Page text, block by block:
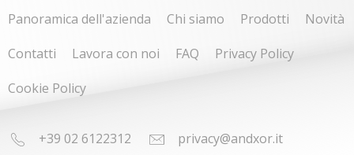
Panoramica dell'azienda Chi siamo Prodotti
Novità
Contatti
Lavora con noi FAQ
Privacy Policy
Cookie Policy
+39 02 6122312 privacy@andxor.it